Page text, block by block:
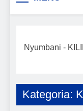
Nyumbani -
Kategoria: